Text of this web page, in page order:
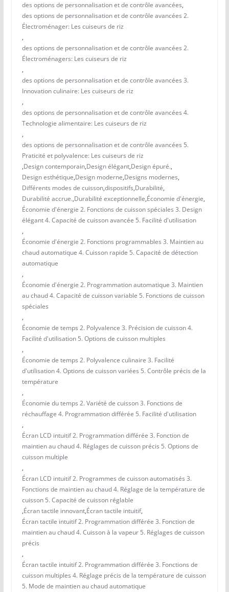
des options de personnalisation et de contrôle avancées,
des options de personnalisation et de contrôle avancées 2.
Électroménager: Les cuiseurs de riz
,
des options de personnalisation et de contrôle avancées 2.
Électroménagers: Les cuiseurs de riz
,
des options de personnalisation et de contrôle avancées 3.
Innovation culinaire: Les cuiseurs de riz
,
des options de personnalisation et de contrôle avancées 4.
Technologie alimentaire: Les cuiseurs de riz
,
des options de personnalisation et de contrôle avancées 5.
Praticité et polyvalence: Les cuiseurs de riz
,Design contemporain,Design élégant,Design épuré.,
Design esthétique,Design moderne,Designs modernes,
Différents modes de cuisson,dispositifs,Durabilité,
Durabilité accrue.,Durabilité exceptionnelle,Économie d'énergie,
Économie d'énergie 2. Fonctions de cuisson spéciales 3. Design
élégant 4. Capacité de cuisson avancée 5. Facilité d'utilisation
,
Économie d'énergie 2. Fonctions programmables 3. Maintien au
chaud automatique 4. Cuisson rapide 5. Capacité de détection
automatique
,
Économie d'énergie 2. Programmation automatique 3. Maintien
au chaud 4. Capacité de cuisson variable 5. Fonctions de cuisson
spéciales
,
Économie de temps 2. Polyvalence 3. Précision de cuisson 4.
Facilité d'utilisation 5. Options de cuisson multiples
,
Économie de temps 2. Polyvalence culinaire 3. Facilité
d'utilisation 4. Options de cuisson variées 5. Contrôle précis de la
température
,
Économie du temps 2. Variété de cuisson 3. Fonctions de
réchauffage 4. Programmation différée 5. Facilité d'utilisation
,
Écran LCD intuitif 2. Programmation différée 3. Fonction de
maintien au chaud 4. Réglages de cuisson précis 5. Options de
cuisson multiple
,
Écran LCD intuitif 2. Programmes de cuisson automatisés 3.
Fonctions de maintien au chaud 4. Réglage de la température de
cuisson 5. Capacité de cuisson réglable
,Écran tactile innovant,Écran tactile intuitif,
Écran tactile intuitif 2. Programmation différée 3. Fonction de
maintien au chaud 4. Cuisson à la vapeur 5. Réglages de cuisson
précis
,
Écran tactile intuitif 2. Programmation différée 3. Fonctions de
cuisson multiples 4. Réglage précis de la température de cuisson
5. Mode de maintien au chaud automatique